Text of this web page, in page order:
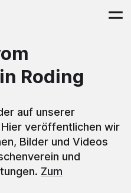
Roding
auf unserer
veröffentlichen wir
Bilder und Videos
und
Zum